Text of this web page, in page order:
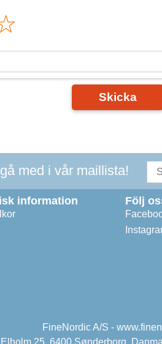
Skicka
med i vår maillista!
information Följ
FineNordic A/S -